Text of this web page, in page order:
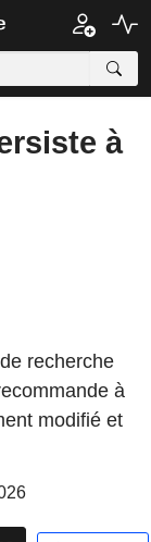
à
recherche
à
modifié et